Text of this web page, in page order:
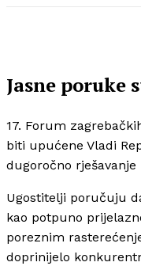
Jasne
17. Forum
biti upućene Vladi
dugoročno
Ugostitelji poručuju
kao potpuno
poreznim
doprinijelo